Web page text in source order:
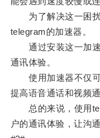
为了解决这一困扰
telegram的加速器。
通过安装这一加速
通讯体验。
使用加速器不仅可
提高语音通话和视频
总的来说，使用
户的通讯体验，让沟